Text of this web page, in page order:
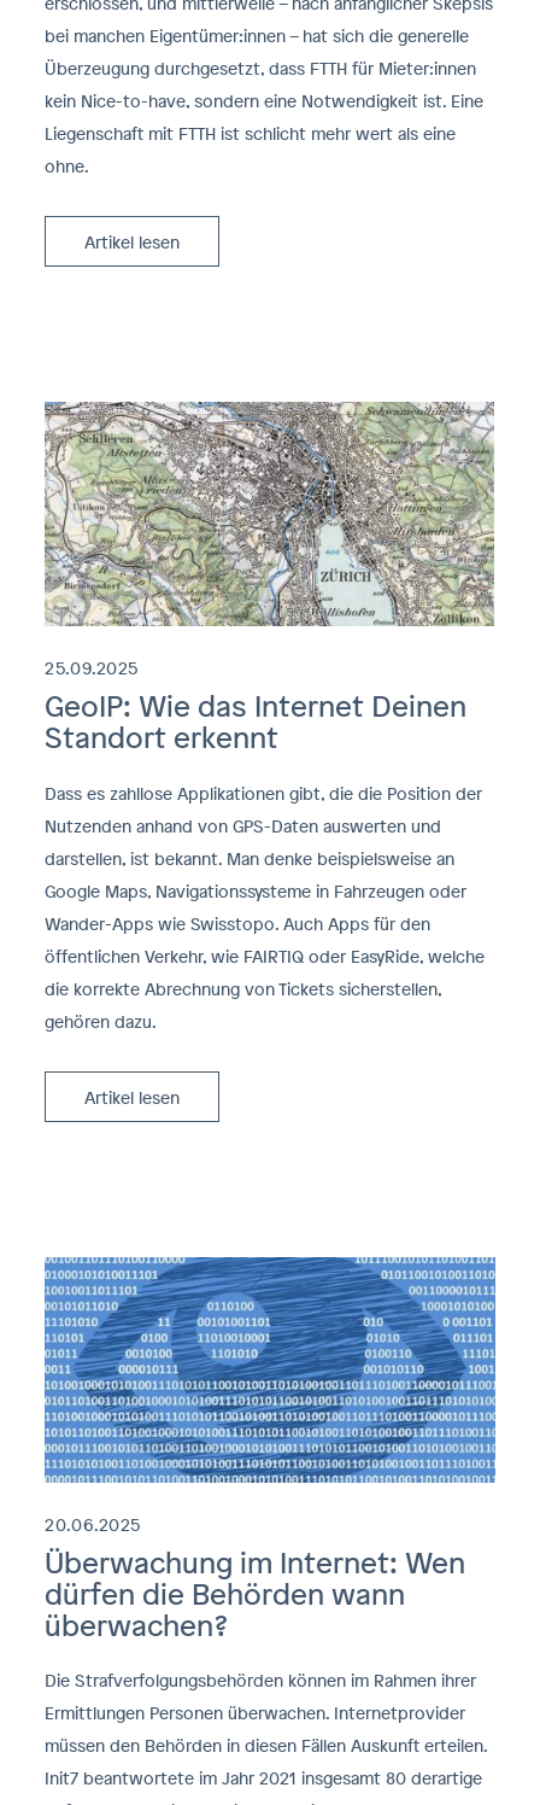
bei manchen Eigentümer:innen – hat sich die generelle
Überzeugung durchgesetzt, dass FTTH für Mieter:innen
kein Nice-to-have, sondern eine Notwendigkeit ist. Eine
Liegenschaft mit FTTH ist schlicht mehr wert als eine
ohne.
Artikel lesen
25.09.2025
GeoIP: Wie das Internet Deinen
Standort erkennt
Dass es zahllose Applikationen gibt, die die Position der
Nutzenden anhand von GPS-Daten auswerten und
darstellen, ist bekannt. Man denke beispielsweise an
Google Maps, Navigationssysteme in Fahrzeugen oder
Wander-Apps wie Swisstopo. Auch Apps für den
öffentlichen Verkehr, wie FAIRTIQ oder EasyRide, welche
die korrekte Abrechnung von Tickets sicherstellen,
gehören dazu.
Artikel lesen
20.06.2025
Überwachung im Internet: Wen
dürfen die Behörden wann
überwachen?
Die Strafverfolgungsbehörden können im Rahmen ihrer
Ermittlungen Personen überwachen. Internetprovider
müssen den Behörden in diesen Fällen Auskunft erteilen.
Init7 beantwortete im Jahr 2021 insgesamt 80 derartige